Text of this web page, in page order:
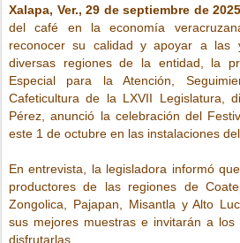
Xalapa, Ver., 29 de septiembre de
del café en la economía
reconocer su calidad y apoyar a las
diversas regiones de la entidad, la
Especial para la Atención,
Cafeticultura de la LXVII Legislatura,
Pérez, anunció la celebración del
este 1 de octubre en las instalaciones
En entrevista, la legisladora informó
productores de las regiones de
Zongolica, Pajapan, Misantla y Alto
sus mejores muestras e invitarán a
disfrutarlas.